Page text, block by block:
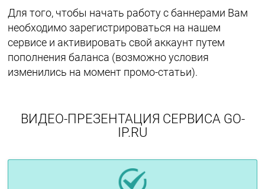
Для того, чтобы начать работу с баннерами Вам
необходимо зарегистрироваться на нашем
сервисе и активировать свой аккаунт путем
пополнения баланса (возможно условия
изменились на момент промо-статьи).
ВИДЕО-ПРЕЗЕНТАЦИЯ СЕРВИСА GO-
IP.RU